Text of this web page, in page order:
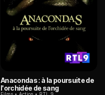
Anacondas : à la poursuite de
l'orchidée de sang